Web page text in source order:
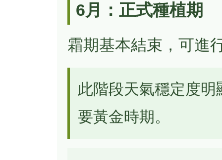
6月：正式種植期
霜期基本結束，可進
此階段天氣穩定度
要黃金時期。